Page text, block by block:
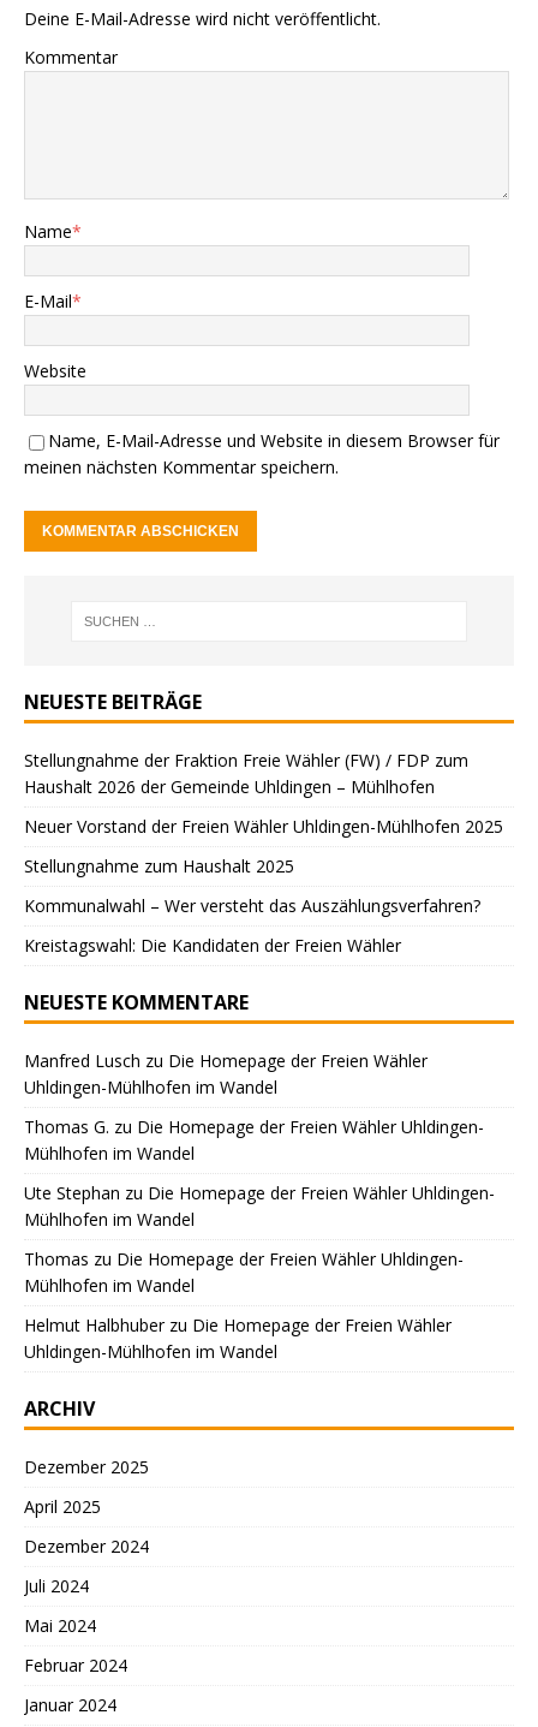
Deine E-Mail-Adresse wird nicht veröffentlicht.
Kommentar
Name*
E-Mail*
Website
Name, E-Mail-Adresse und Website in diesem Browser für
meinen nächsten Kommentar speichern.
NEUESTE BEITRÄGE
Stellungnahme der Fraktion Freie Wähler (FW) / FDP zum
Haushalt 2026 der Gemeinde Uhldingen – Mühlhofen
Neuer Vorstand der Freien Wähler Uhldingen-Mühlhofen 2025
Stellungnahme zum Haushalt 2025
Kommunalwahl – Wer versteht das Auszählungsverfahren?
Kreistagswahl: Die Kandidaten der Freien Wähler
NEUESTE KOMMENTARE
Manfred Lusch zu Die Homepage der Freien Wähler
Uhldingen-Mühlhofen im Wandel
Thomas G. zu Die Homepage der Freien Wähler Uhldingen-
Mühlhofen im Wandel
Ute Stephan zu Die Homepage der Freien Wähler Uhldingen-
Mühlhofen im Wandel
Thomas zu Die Homepage der Freien Wähler Uhldingen-
Mühlhofen im Wandel
Helmut Halbhuberzu Die Homepage der Freien Wähler
Uhldingen-Mühlhofen im Wandel
ARCHIV
Dezember 2025
April 2025
Dezember 2024
Juli 2024
Mai 2024
Februar 2024
Januar 2024